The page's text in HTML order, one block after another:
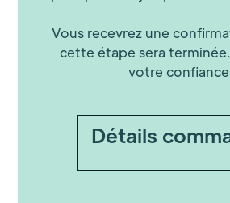
Vous recevrez une
cette étape sera
votre
Détails